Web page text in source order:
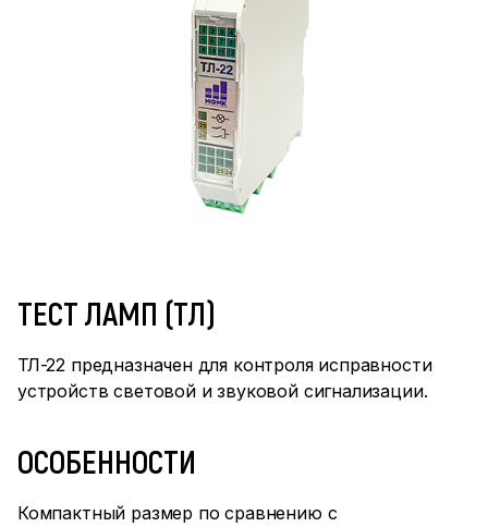
ТЕСТ ЛАМП (ТЛ)
ТЛ-22 предназначен для контроля исправности
устройств световой и звуковой сигнализации.
ОСОБЕННОСТИ
Компактный размер по сравнению с